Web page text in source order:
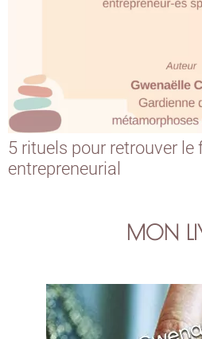
5 rituels pour retrouver le
entrepreneurial
MON